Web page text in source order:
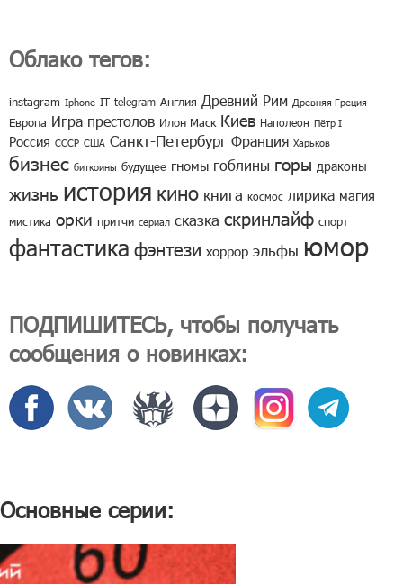
Облако тегов:
instagram Iphone IT telegram Англия Древний Рим Древняя Греция
Европа Игра престолов Илон Маск Киев Наполеон Пётр I
Россия СССР США Санкт-Петербург Франция Харьков
бизнес биткоины будущее гномы гоблины горы драконы
жизнь история кино книга космос лирика магия
мистика орки притчи сериал сказка скринлайф спорт
фантастика фэнтези хоррор эльфы юмор
ПОДПИШИТЕСЬ, чтобы получать
сообщения о новинках:
Основные серии: